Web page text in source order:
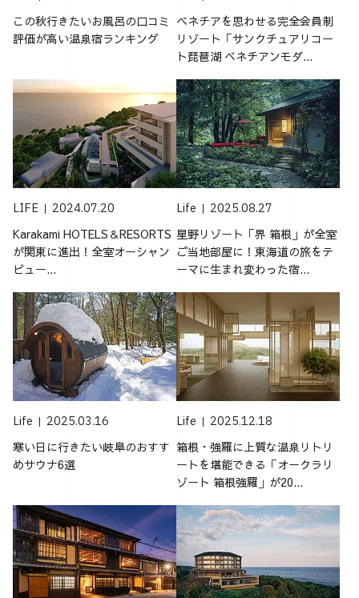
この秋行きたいお風呂の口コミ
評価が高い温泉宿ランキング
ベネチアを思わせる完全会員制
リゾート「サンクチュアリコー
ト琵琶湖 ベネチアンモダ...
LIFE 2024.07.20
Karakami HOTELS＆RESORTS
が関東に進出！全室オーシャン
ビュー...
Life 2025.08.27
星野リゾート「界 箱根」が全室
ご当地部屋に！東海道の旅をテ
ーマに生まれ変わった宿...
Life 2025.03.16
寒い日に行きたい岐阜のおすす
めサウナ6選
Life 2025.12.18
箱根・強羅に上質な温泉リトリ
ートを堪能できる「オークラリ
ゾート 箱根強羅」が20...